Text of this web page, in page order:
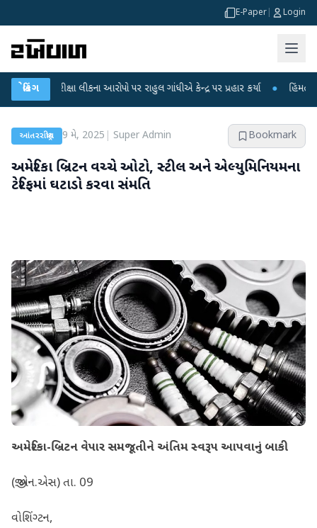
E-Paper Login
બ્રેકિંગ
લીકના આરોપો પર રાહુલ ગાંધીએ કેન્દ્ર પર પ્રહાર કર્યા ● હિંમતનગરમાં રહસ્યમય
આંતરરાષ્ટ્રીય 9 મે, 2025 Super Admin Bookmark
અમેરિકા બ્રિટન વચ્ચે ઓટો, સ્ટીલ અને એલ્યુમિનિયમના
ટેરિફમાં ઘટાડો કરવા સંમતિ
અમેરિકા-બ્રિટન વેપાર સમજૂતીને અંતિમ સ્વરૂપ આપવાનું બાકી
(જી.એન.એસ) તા. 09
વોશિંગ્ટન,